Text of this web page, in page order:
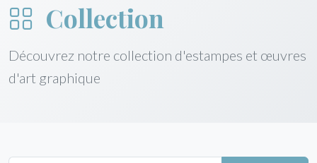
Collection
Découvrez notre collection d'estampes et œuvres
d'art graphique